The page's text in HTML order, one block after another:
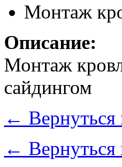
Монтаж
Описание:
Монтаж
сайдингом
← Вернуться
← Вернуться